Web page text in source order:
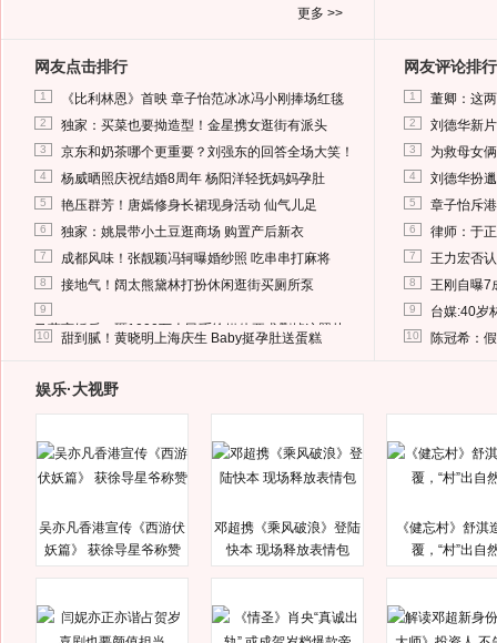
更多 >>
网友点击排行
1 《比利林恩》首映 章子怡范冰冰冯小刚捧场红毯
2 独家：买菜也要拗造型！金星携女逛街有派头
3 京东和奶茶哪个更重要？刘强东的回答全场大笑！
4 杨威晒照庆祝结婚8周年 杨阳洋轻抚妈妈孕肚
5 艳压群芳！唐嫣修身长裙现身活动 仙气儿足
6 独家：姚晨带小土豆逛商场 购置产后新衣
7 成都风味！张靓颖冯轲曝婚纱照 吃串串打麻将
8 接地气！阔太熊黛林打扮休闲逛街买厕所泵
9
马蓉离婚后，砸1000万人民币给媒体要求删掉这照片
10 甜到腻！黄晓明上海庆生 Baby挺孕肚送蛋糕
网友评论排行
1 董卿：这
2 刘德华新
3 为救母女
4 刘德华扮
5 章子怡斥
6 律师：于
7 王力宏否
8 王刚自曝7
9 台媒:40岁
10 陈冠希：
娱乐·大视野
吴亦凡香港宣传《西游伏
妖篇》 获徐导星爷称赞
邓超携《乘风破浪》登陆
快本 现场释放表情包
《健忘村》舒淇
覆，“村”出自